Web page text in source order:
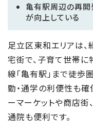
亀有駅周辺の再開
が向上している
足立区東和エリアは
宅街で、子育て世帯
線「亀有駅」まで徒歩
勤・通学の利便性も
ーマーケットや商店
通院も便利です。